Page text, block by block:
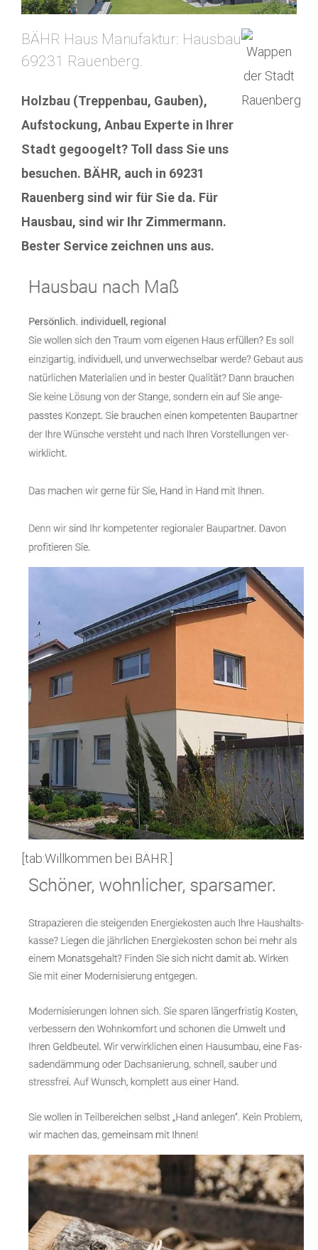
BÄHR Haus Manufaktur: Hausbau
69231 Rauenberg.
Holzbau (Treppenbau, Gauben),
Aufstockung, Anbau Experte in Ihrer
Stadt gegoogelt? Toll dass Sie uns
besuchen. BÄHR, auch in 69231
Rauenberg sind wir für Sie da. Für
Hausbau, sind wir Ihr Zimmermann.
Bester Service zeichnen uns aus.
[tab:Willkommen bei BÄHR.]